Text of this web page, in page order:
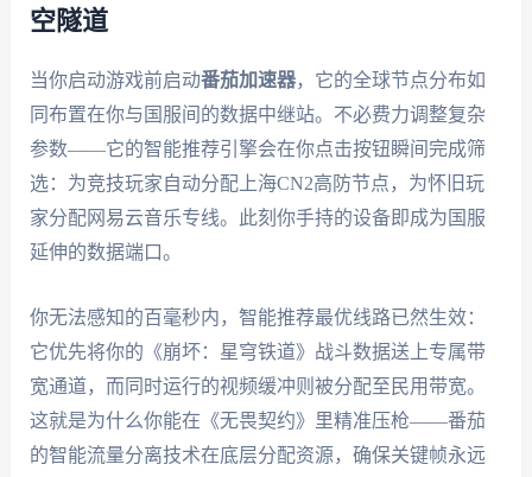
空隧道
当你启动游戏前启动番茄加速器，它的全球节点分布如
同布置在你与国服间的数据中继站。不必费力调整复杂
参数——它的智能推荐引擎会在你点击按钮瞬间完成筛
选：为竞技玩家自动分配上海CN2高防节点，为怀旧玩
家分配网易云音乐专线。此刻你手持的设备即成为国服
延伸的数据端口。
你无法感知的百毫秒内，智能推荐最优线路已然生效：
它优先将你的《崩坏：星穹铁道》战斗数据送上专属带
宽通道，而同时运行的视频缓冲则被分配至民用带宽。
这就是为什么你能在《无畏契约》里精准压枪——番茄
的智能流量分离技术在底层分配资源，确保关键帧永远